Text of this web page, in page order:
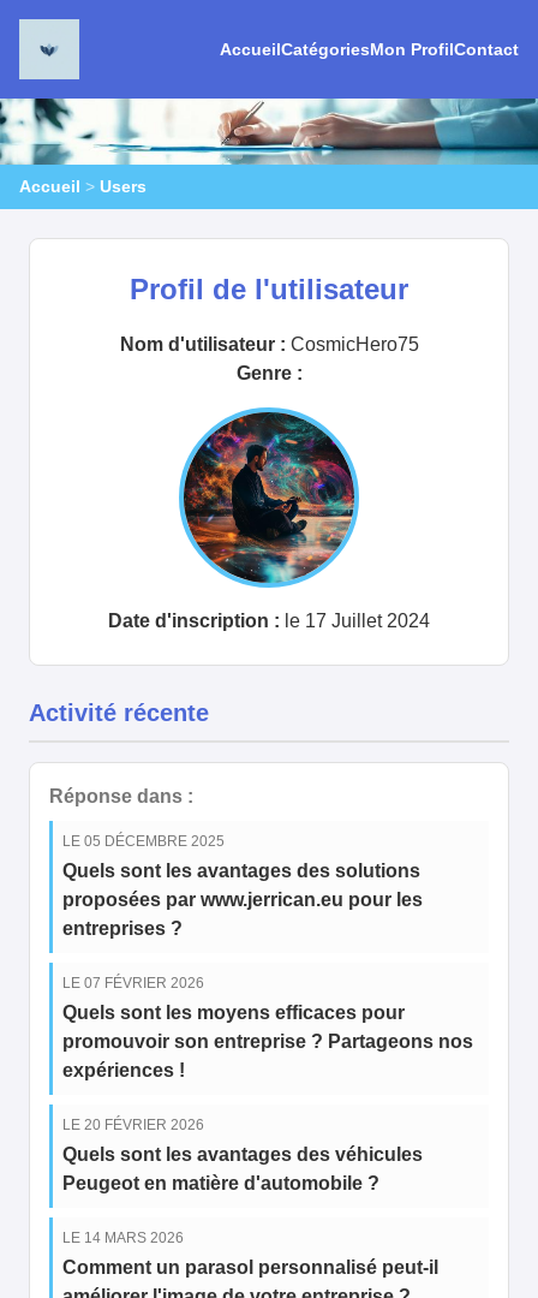
AccueilCatégoriesMon ProfilContact
Accueil > Users
Profil de l'utilisateur
Nom d'utilisateur : CosmicHero75
Genre :
Date d'inscription : le 17 Juillet 2024
Activité récente
Réponse dans :
LE 05 DÉCEMBRE 2025
Quels sont les avantages des solutions
proposées par www.jerrican.eu pour les
entreprises ?
LE 07 FÉVRIER 2026
Quels sont les moyens efficaces pour
promouvoir son entreprise ? Partageons nos
expériences !
LE 20 FÉVRIER 2026
Quels sont les avantages des véhicules
Peugeot en matière d'automobile ?
LE 14 MARS 2026
Comment un parasol personnalisé peut-il